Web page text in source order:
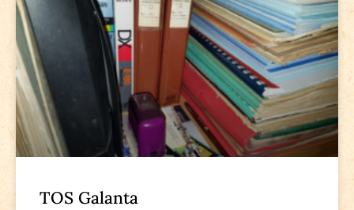
TOS Galanta